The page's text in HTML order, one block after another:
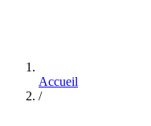
Accueil
/